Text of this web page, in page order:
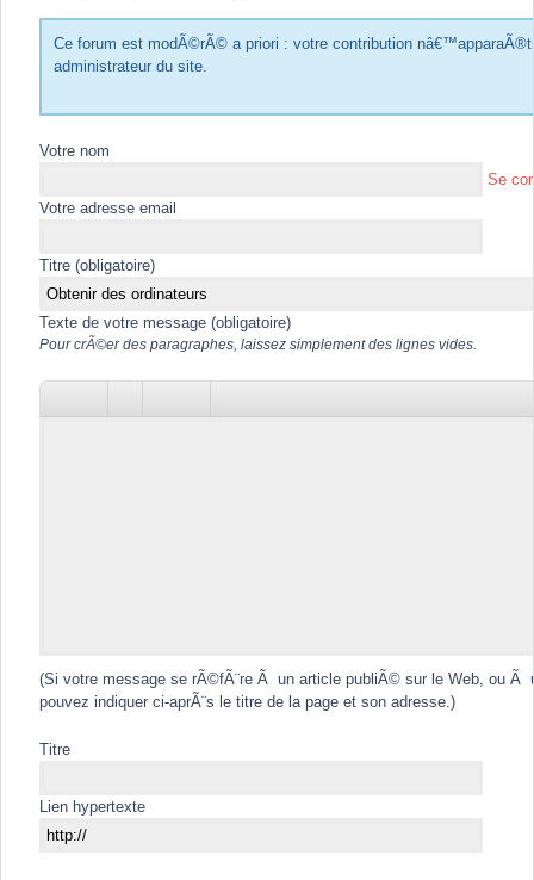
Ce forum est modÃ©rÃ© a priori : votre contribution
administrateur du site.
Votre nom
Se
Votre adresse email
Titre (obligatoire)
Texte de votre message (obligatoire)
Pour crÃ©er des paragraphes, laissez simplement des lignes vides.
(Si votre message se rÃ©fÃ¨re Ã un article publiÃ© sur le Web, ou Ã
pouvez indiquer ci-aprÃ¨s le titre de la page et son adresse.)
Titre
Lien hypertexte